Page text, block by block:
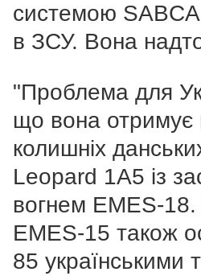
системою
в ЗСУ. Вона надто
"Проблема для
що вона отримує
колишніх
Leopard 1A5 із
вогнем EMES-18.
EMES-15 також
85 українськими